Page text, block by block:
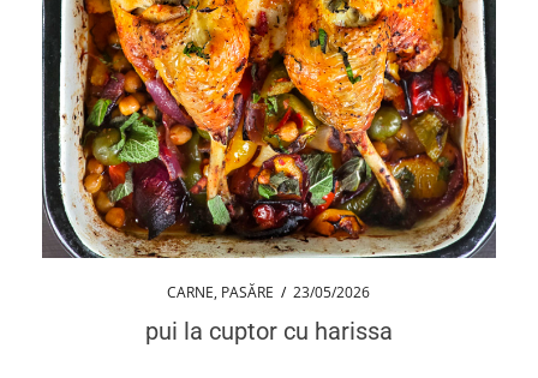
CARNE, PASĂRE / 23/05/2026
pui la cuptor cu harissa